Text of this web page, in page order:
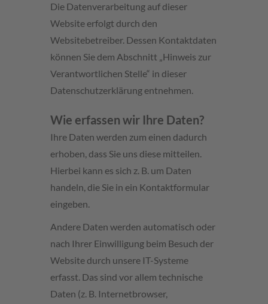
Die Datenverarbeitung auf dieser
Website erfolgt durch den
Websitebetreiber. Dessen Kontaktdaten
können Sie dem Abschnitt „Hinweis zur
Verantwortlichen Stelle“ in dieser
Datenschutzerklärung entnehmen.
Wie erfassen wir Ihre Daten?
Ihre Daten werden zum einen dadurch
erhoben, dass Sie uns diese mitteilen.
Hierbei kann es sich z. B. um Daten
handeln, die Sie in ein Kontaktformular
eingeben.
Andere Daten werden automatisch oder
nach Ihrer Einwilligung beim Besuch der
Website durch unsere IT-Systeme
erfasst. Das sind vor allem technische
Daten (z. B. Internetbrowser,